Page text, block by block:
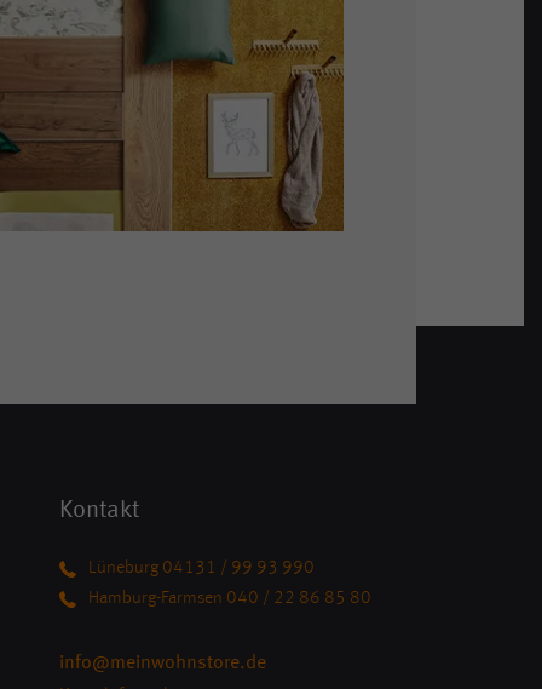
Kontakt
Lüneburg 04131 / 99 93 990
Hamburg-Farmsen 040 / 22 86 85 80
info@meinwohnstore.de